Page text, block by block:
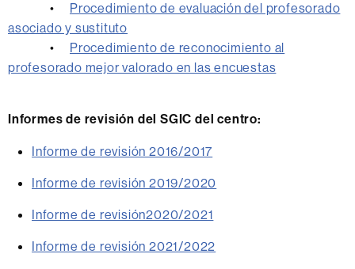
• Procedimiento de evaluación del profesorado
asociado y sustituto
• Procedimiento de reconocimiento al
profesorado mejor valorado en las encuestas
Informes de revisión del SGIC del centro:
Informe de revisión 2016/2017
Informe de revisión 2019/2020
Informe de revisión2020/2021
Informe de revisión 2021/2022